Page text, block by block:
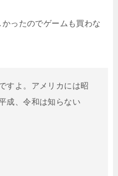
ったのでゲームも買わな
すよ。アメリカには昭
成、令和は知らない